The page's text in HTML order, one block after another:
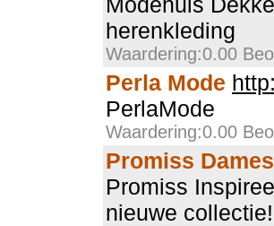
herenkleding
Waardering:0.00
Perla Mode
PerlaMode
Waardering:0.00
Promiss
Promiss
nieuwe collectie!